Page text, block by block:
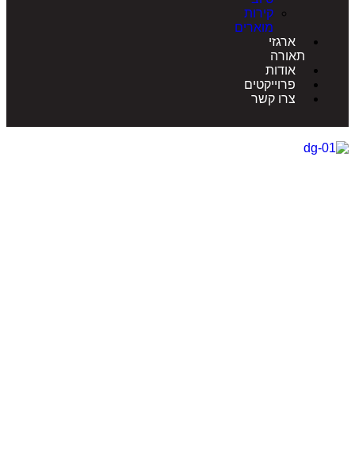
קירות
מוארים
ארגזי
תאורה
אודות
פרוייקטים
צרו קשר